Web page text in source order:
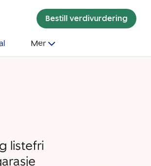
Bestill verdivurdering
Mer
listefri